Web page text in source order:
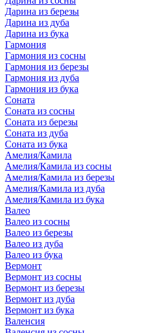
Дарина из березы
Дарина из дуба
Дарина из бука
Гармония
Гармония из сосны
Гармония из березы
Гармония из дуба
Гармония из бука
Соната
Соната из сосны
Соната из березы
Соната из дуба
Соната из бука
Амелия/Камила
Амелия/Камила из сосны
Амелия/Камила из березы
Амелия/Камила из дуба
Амелия/Камила из бука
Валео
Валео из сосны
Валео из березы
Валео из дуба
Валео из бука
Вермонт
Вермонт из сосны
Вермонт из березы
Вермонт из дуба
Вермонт из бука
Валенсия